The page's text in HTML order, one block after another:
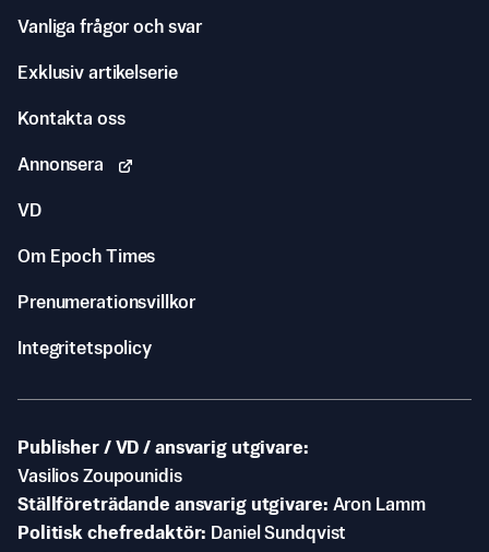
Vanliga frågor och svar
Exklusiv artikelserie
Kontakta oss
Annonsera
VD
Om Epoch Times
Prenumerationsvillkor
Integritetspolicy
Publisher / VD / ansvarig utgivare
Vasilios Zoupounidis
Ställföreträdande ansvarig utgivare Aron Lamm
Politisk chefredaktör
Daniel Sundqvist